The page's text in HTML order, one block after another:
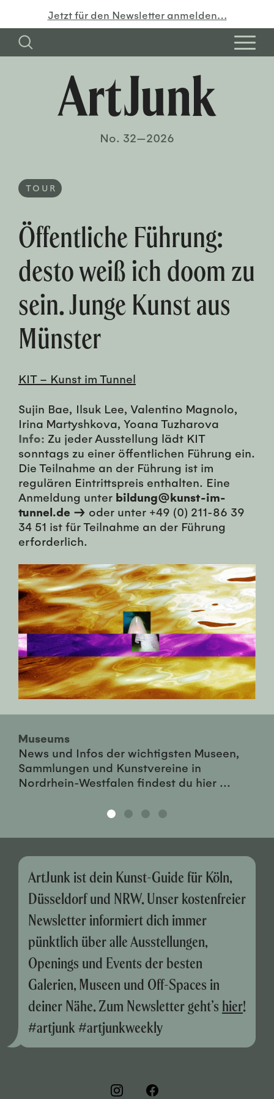
Jetzt für den Newsletter anmelden…
No. 32—2026
TOUR
Öffentliche Führung:
desto weiß ich doom zu
sein. Junge Kunst aus
Münster
KIT – Kunst im Tunnel
Sujin Bae, Ilsuk Lee, Valentino Magnolo,
Irina Martyshkova, Yoana Tuzharova
Info: Zu jeder Ausstellung lädt KIT
sonntags zu einer öffentlichen Führung ein.
Die Teilnahme an der Führung ist im
regulären Eintrittspreis enthalten. Eine
Anmeldung unter bildung@kunst-im-
tunnel.de → oder unter +49 (0) 211-86 39
34 51 ist für Teilnahme an der Führung
erforderlich.
Museums
News und Infos der wichtigsten Museen,
Sammlungen und Kunstvereine in
Nordrhein-Westfalen findest du hier ...
ArtJunk ist dein Kunst-Guide für Köln,
Düsseldorf und NRW. Unser kostenfreier
Newsletter informiert dich immer
pünktlich über alle Ausstellungen,
Openings und Events der besten
Galerien, Museen und Off-Spaces in
deiner Nähe. Zum Newsletter geht’s hier!
#artjunk #artjunkweekly